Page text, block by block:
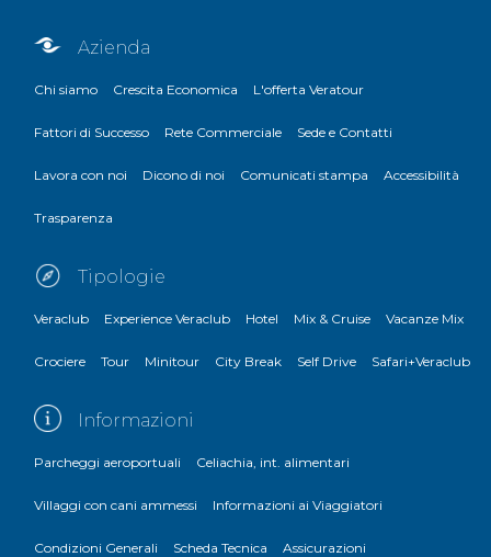
Azienda
Chi siamo Crescita Economica L'offerta Veratour
Fattori di Successo Rete Commerciale Sede e Contatti
Lavora con noi Dicono di noi Comunicati stampa Accessibilità
Trasparenza
Tipologie
Veraclub Experience Veraclub Hotel Mix & Cruise Vacanze Mix
Crociere Tour Minitour City Break Self Drive Safari+Veraclub
Informazioni
Parcheggi aeroportuali Celiachia, int. alimentari
Villaggi con cani ammessi Informazioni ai Viaggiatori
Condizioni Generali Scheda Tecnica Assicurazioni